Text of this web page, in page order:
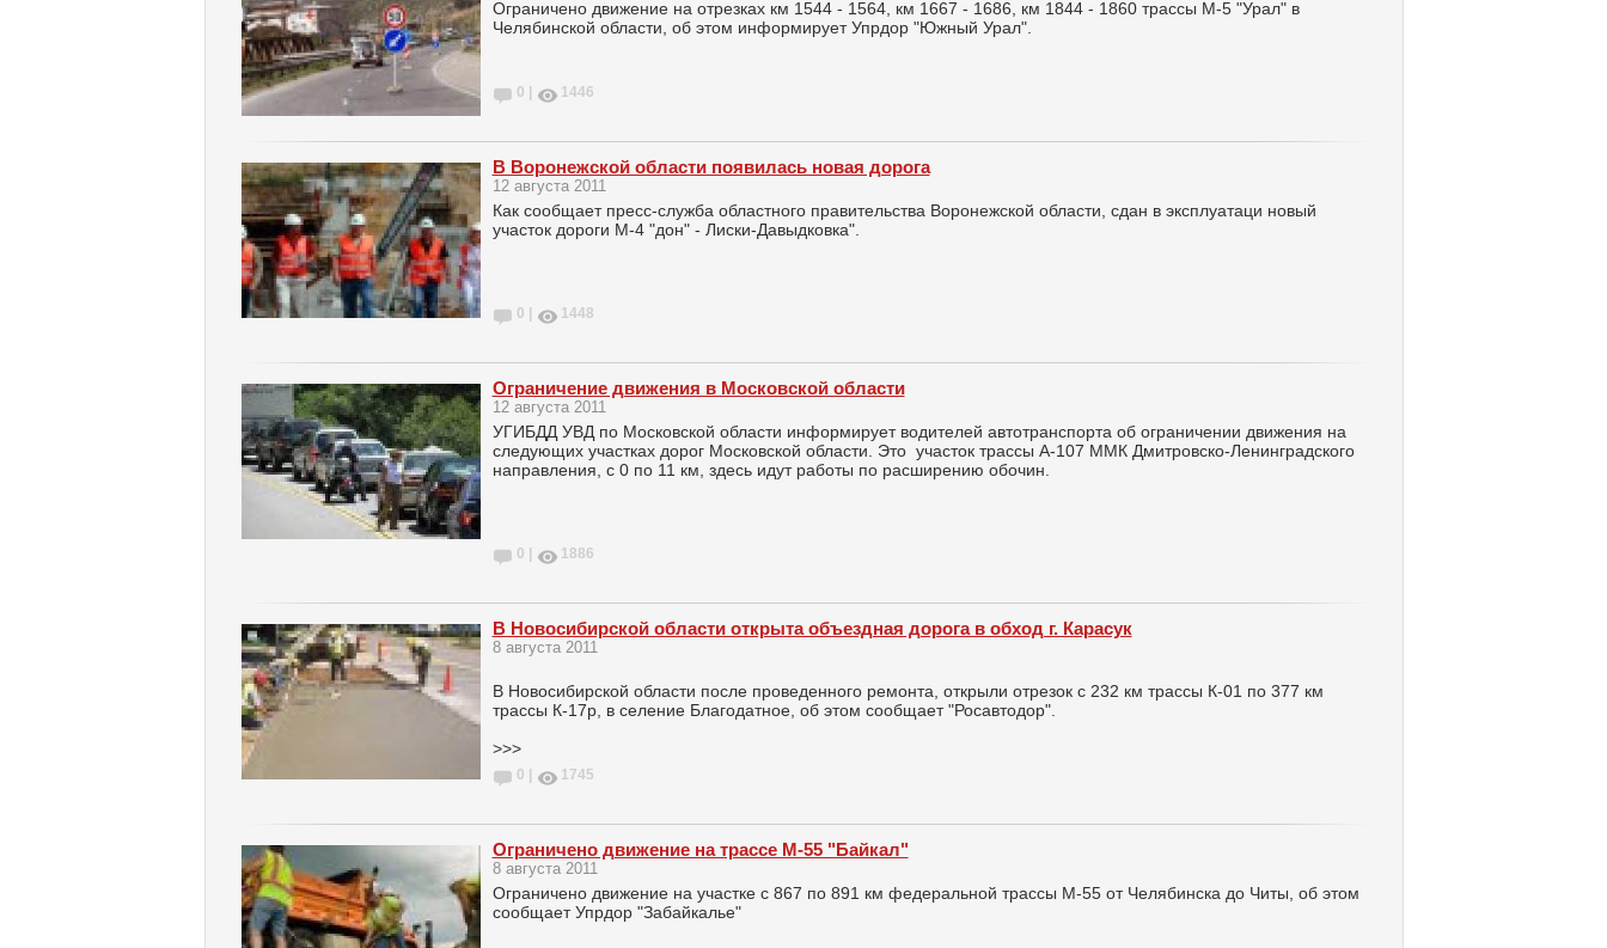
Ограничено движение на отрезках км 1544 - 1564, км 1667 - 1686, км 1844 - 1860 трассы М-5 "Урал" в
Челябинской области, об этом информирует Упрдор "Южный Урал".
0 | 1446
В Воронежской области появилась новая дорога
12 августа 2011
Как сообщает пресс-служба областного правительства Воронежской области, сдан в эксплуатаци новый
участок дороги М-4 "дон" - Лиски-Давыдковка".
0 | 1448
Ограничение движения в Московской области
12 августа 2011
УГИБДД УВД по Московской области информирует водителей автотранспорта об ограничении движения на
следующих участках дорог Московской области. Это участок трассы А-107 ММК Дмитровско-Ленинградского
направления, с 0 по 11 км, здесь идут работы по расширению обочин.
0 | 1886
В Новосибирской области открыта объездная дорога в обход г. Карасук
8 августа 2011
В Новосибирской области после проведенного ремонта, открыли отрезок с 232 км трассы К-01 по 377 км
трассы К-17р, в селение Благодатное, об этом сообщает "Росавтодор".
>>>
0 | 1745
Ограничено движение на трассе М-55 "Байкал"
8 августа 2011
Ограничено движение на участке с 867 по 891 км федеральной трассы М-55 от Челябинска до Читы, об этом
сообщает Упрдор "Забайкалье"